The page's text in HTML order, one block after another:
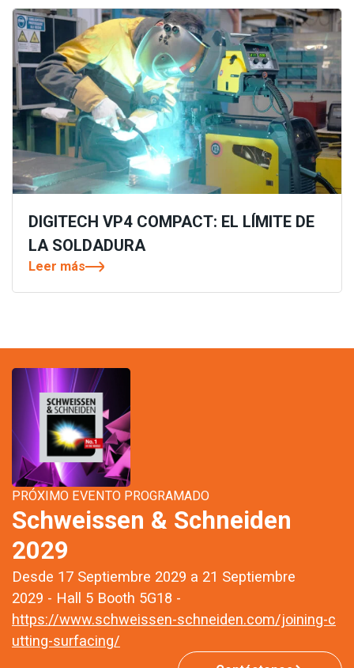
DIGITECH VP4 COMPACT: EL LÍMITE DE
LA SOLDADURA
Leer más
PRÓXIMO EVENTO PROGRAMADO
Schweissen & Schneiden
2029
Desde 17 Septiembre 2029 a 21 Septiembre
2029 - Hall 5 Booth 5G18 -
https://www.schweissen-schneiden.com/joining-c
utting-surfacing/